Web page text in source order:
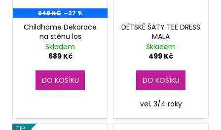
949 KČ –27 %
Childhome Dekorace
na stěnu los
Skladem
689 Kč
DO KOŠÍKU
DĚTSKÉ ŠATY TEE DRESS
MALA
Skladem
499 Kč
DO KOŠÍKU
vel. 3/4 roky